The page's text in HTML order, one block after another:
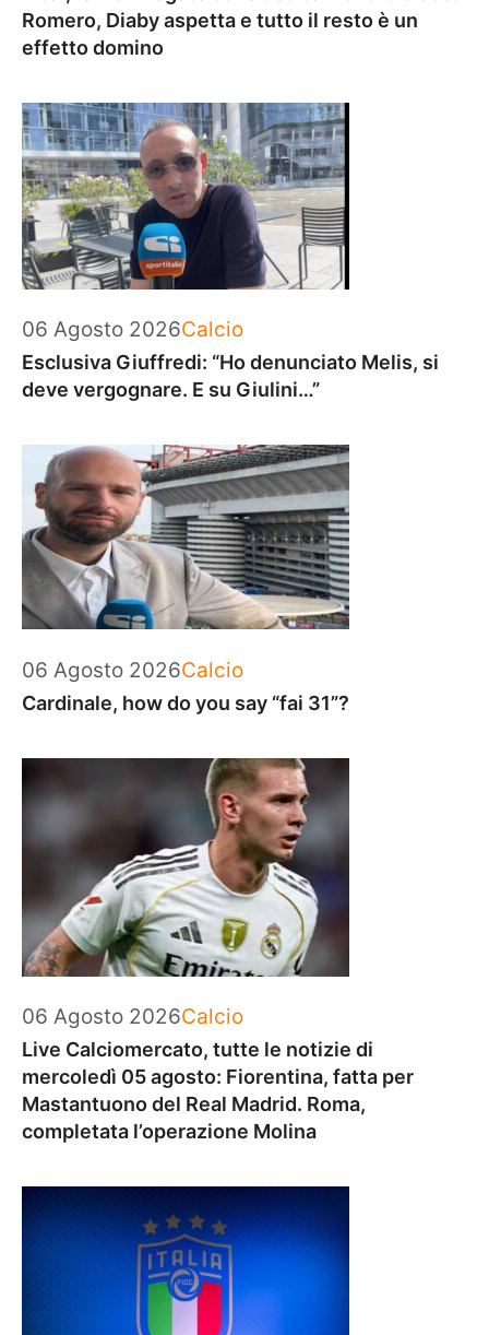
Romero, Diaby aspetta e tutto il resto è un
effetto domino
06 Agosto 2026Categorie
Calcio
Esclusiva Giuffredi: “Ho denunciato Melis, si
deve vergognare. E su Giulini…”
06 Agosto 2026Categorie
Calcio
Cardinale, how do you say “fai 31”?
06 Agosto 2026Categorie
Calcio
Live Calciomercato, tutte le notizie di
mercoledì 05 agosto: Fiorentina, fatta per
Mastantuono del Real Madrid. Roma,
completata l’operazione Molina